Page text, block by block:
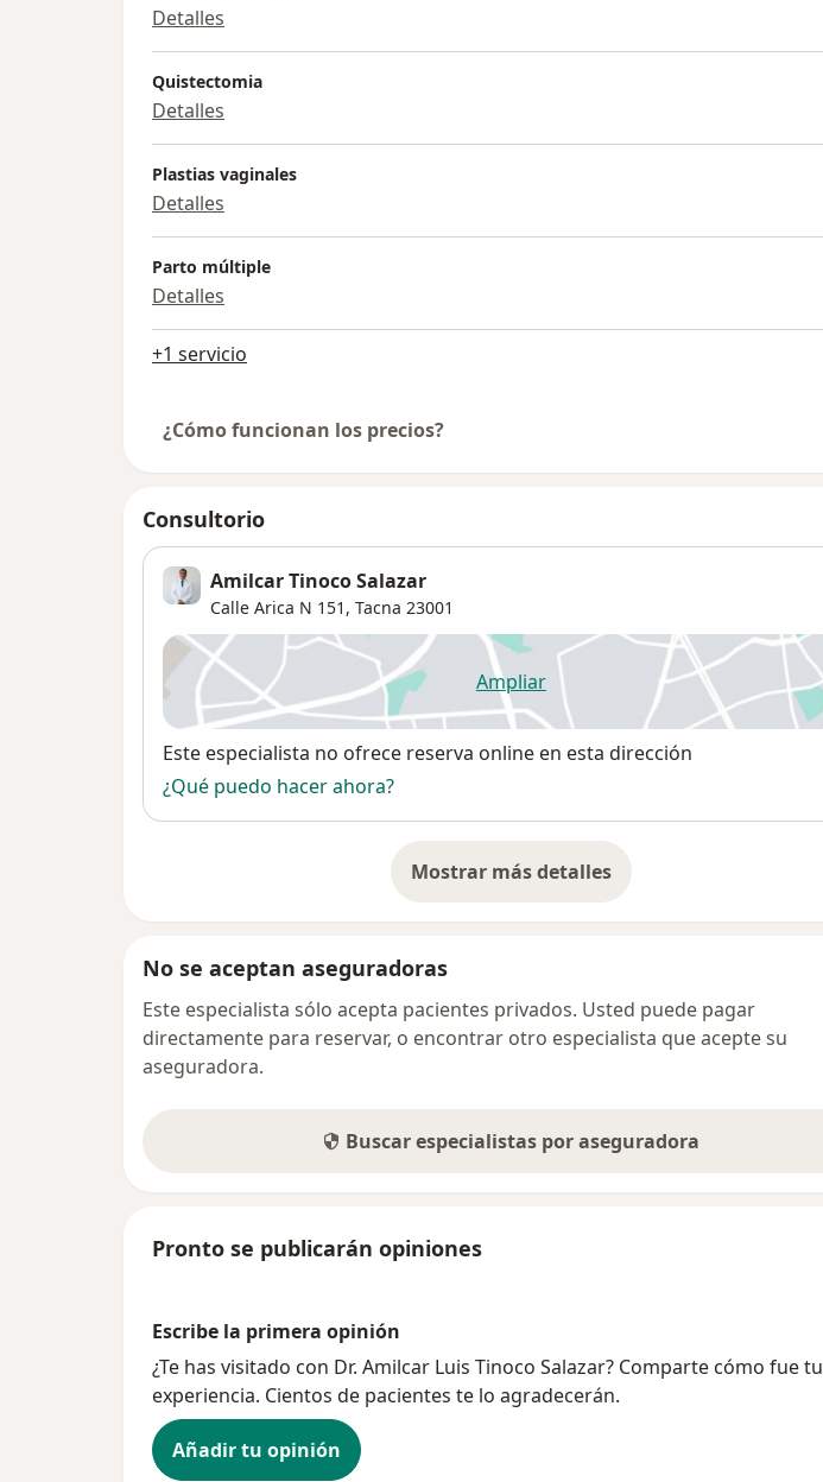
Detalles
Quistectomia
Detalles
Plastias vaginales
Detalles
Parto múltiple
Detalles
+1 servicio
¿Cómo funcionan los precios?
Consultorio
Amilcar Tinoco Salazar
Calle Arica N 151, Tacna 23001
Ampliarse abre en una nueva pestaña
Disponibilidad
Este especialista no ofrece reserva online en esta dirección
¿Qué puedo hacer ahora?
Mostrar más detalles
sobre la dirección
No se aceptan aseguradoras
Este especialista sólo acepta pacientes privados. Usted puede pagar
directamente para reservar, o encontrar otro especialista que acepte su
aseguradora.
Buscar especialistas por aseguradora
Pronto se publicarán opiniones
Escribe la primera opinión
¿Te has visitado con Dr. Amilcar Luis Tinoco Salazar? Comparte cómo fue tu
experiencia. Cientos de pacientes te lo agradecerán.
Añadir tu opinión